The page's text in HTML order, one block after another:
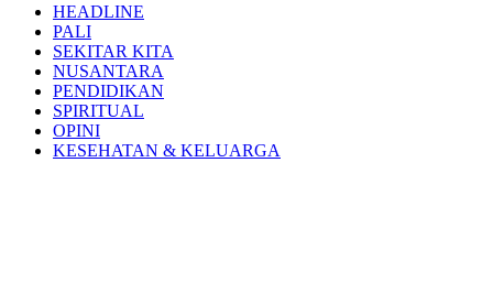
HEADLINE
PALI
SEKITAR KITA
NUSANTARA
PENDIDIKAN
SPIRITUAL
OPINI
KESEHATAN & KELUARGA